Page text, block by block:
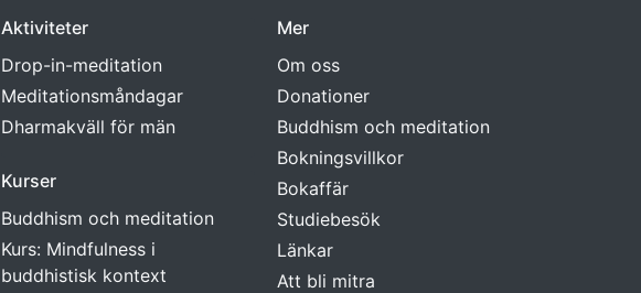
Aktiviteter
Drop-in-meditation
Meditationsmåndagar
Dharmakväll för män
Kurser
Buddhism och meditation
Kurs: Mindfulness i
buddhistisk kontext
Mer
Om oss
Donationer
Buddhism och meditation
Bokningsvillkor
Bokaffär
Studiebesök
Länkar
Att bli mitra